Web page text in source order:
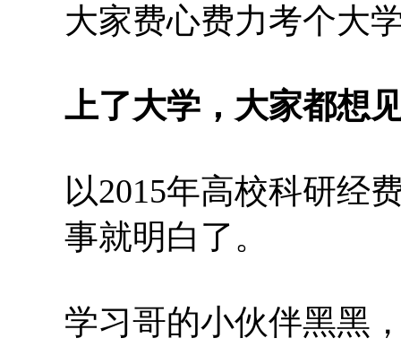
大家费心费力考个大
上了大学，大家都想
以2015年高校科研经
事就明白了。
学习哥的小伙伴黑黑